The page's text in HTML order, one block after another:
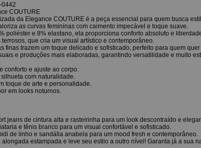
COUTURE
da Elegance COUTURE é a peça essencial para quem busca
as curvas femininas com caimento impecável e toque suave.
poliéster e 8% elastano, ela proporciona conforto absoluto e
que cria um visual artístico e contemporâneo.
finas trazem um toque delicado e sofisticado, perfeito para quem
e produções mais elaboradas, garantindo versatilidade e muito
conforto e ajuste ao corpo.
com naturalidade.
toque de arte e personalidade.
em looks noturnos.
jeans de cintura alta e rasteirinha para um look descontraído e
e tênis branco para um visual confortável e sofisticado.
de linho e sandália anabela para um mood fresh e contemporâneo.
estampada e leve seu estilo a outro nível! Garanta já a sua